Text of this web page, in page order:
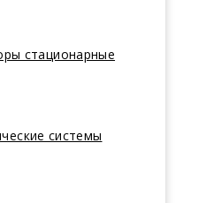
стационарные
системы